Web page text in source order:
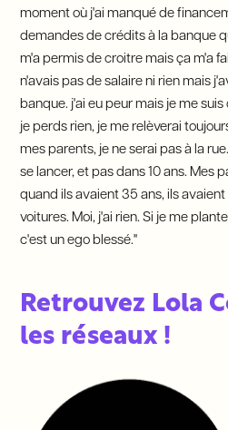
moment où j'ai manqué de
demandes de crédits à la banque
m'a permis de croitre mais ça m'a
n'avais pas de salaire ni rien mais
banque. j'ai eu peur mais je me
je perds rien, je me relèverai
mes parents, je ne serai pas à la
se lancer, et pas dans 10 ans. Mes
quand ils avaient 35 ans, ils
voitures. Moi, j'ai rien. Si je me
c'est un ego blessé."
Retrouvez Lola
les réseaux !